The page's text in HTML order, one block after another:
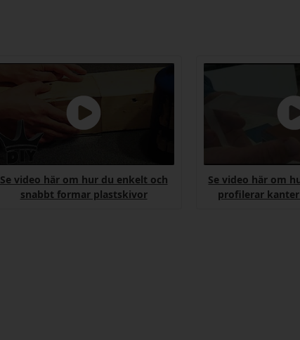
Se video här om hur du enkelt och
snabbt formar plastskivor
Se video här om
profilerar